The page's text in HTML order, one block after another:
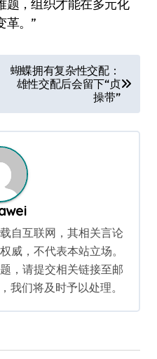
题，组织才能在多元化
革。”
蝴蝶拥有复杂性交配：
雄性交配后会留下“贞
操带”
自互联网，其相关言论
威，不代表本站立场。
，请提交相关链接至邮
我们将及时予以处理。